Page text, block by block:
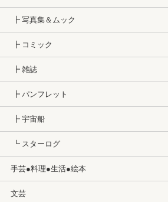
┣ 写真集＆ムック
┣ コミック
┣ 雑誌
┣ パンフレット
┣ 宇宙船
┗ スターログ
手芸●料理●生活●絵本
文芸